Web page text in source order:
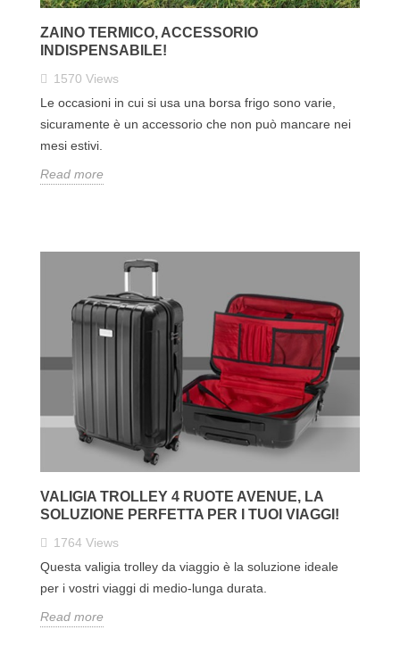
ZAINO TERMICO, ACCESSORIO
INDISPENSABILE!
1570 Views
Le occasioni in cui si usa una borsa frigo sono varie,
sicuramente è un accessorio che non può mancare nei
mesi estivi.
Read more
VALIGIA TROLLEY 4 RUOTE AVENUE, LA
SOLUZIONE PERFETTA PER I TUOI VIAGGI!
1764 Views
Questa valigia trolley da viaggio è la soluzione ideale
per i vostri viaggi di medio-lunga durata.
Read more